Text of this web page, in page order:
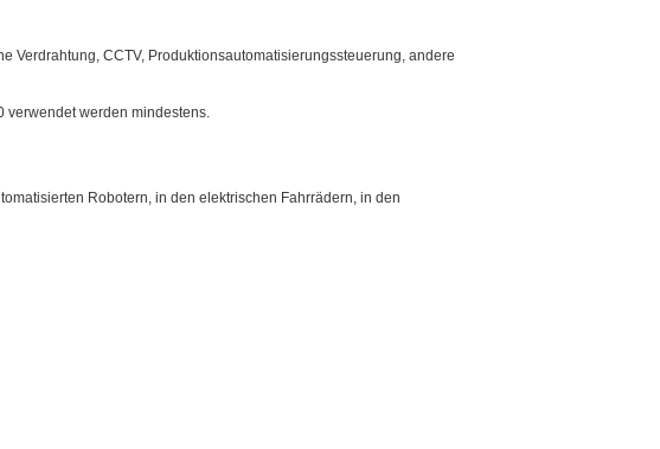
Verdrahtung, CCTV, Produktionsautomatisierungssteuerung, andere
verwendet werden mindestens.
Robotern, in den elektrischen Fahrrädern, in den